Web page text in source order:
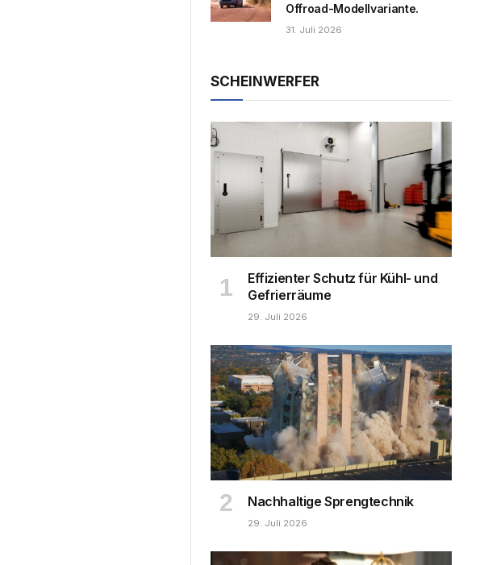
Offroad-Modellvariante.
31. Juli 2026
SCHEINWERFER
Effizienter Schutz für Kühl- und
Gefrierräume
29. Juli 2026
Nachhaltige Sprengtechnik
29. Juli 2026